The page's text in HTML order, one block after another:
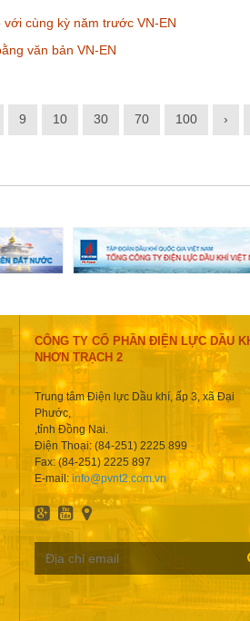
cùng kỳ năm trước VN-EN
văn bản VN-EN
9 10 30 70 100 ›
CÔNG TY CỔ PHẦN ĐIỆN LỰC DẦU
NHƠN TRẠCH 2
Trung tâm Điện lực Dầu khí, ấp 3, xã Đại
Phước,
,tỉnh Đồng Nai.
Điện Thoại: (84-251) 2225 899
Fax: (84-251) 2225 897
E-mail: info@pvnt2.com.vn